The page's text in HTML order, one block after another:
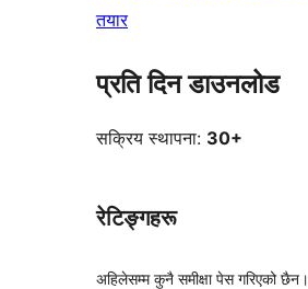
तयार
प्रति दिन डाउनलोड
सक्रिय स्थापना: 30+
रेटिङ्गहरू
अहिलेसम्म कुनै समीक्षा पेस गरिएको छैन।